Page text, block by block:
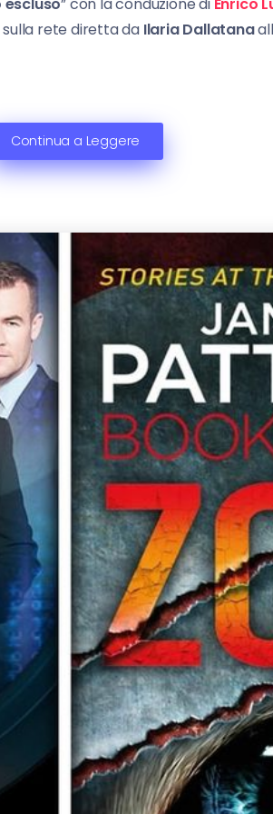
escluso” con la conduzione di Enrico
sulla rete diretta da Ilaria Dallatana
Continua a Leggere